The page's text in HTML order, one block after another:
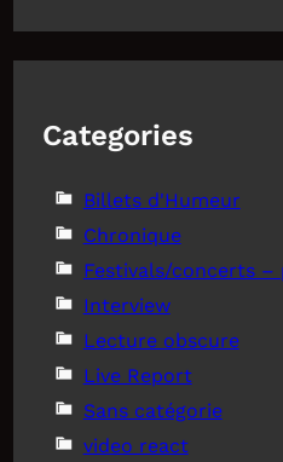
Categories
Billets d'Humeur
Chronique
Festivals/concerts –
Interview
Lecture obscure
Live Report
Sans catégorie
video react